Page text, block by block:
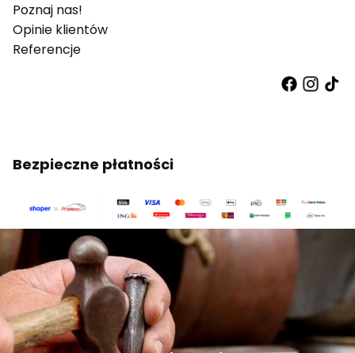
Poznaj nas!
Opinie klientów
Referencje
Bezpieczne płatności